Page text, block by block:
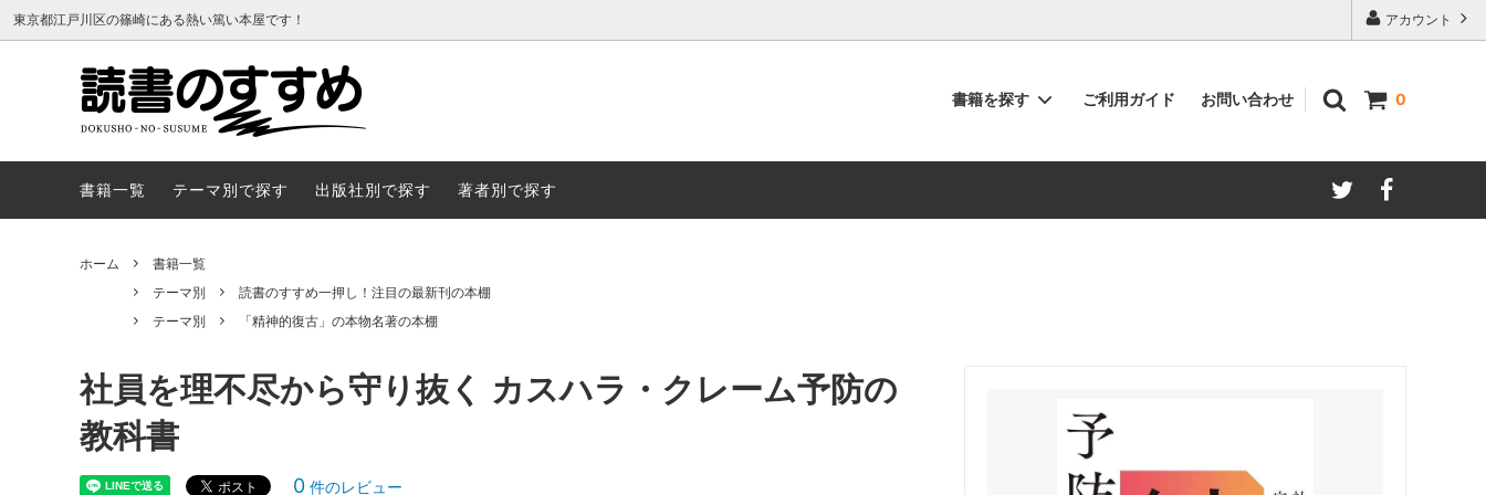
アカウント
東京都江戸川区の篠崎にある熱い篤い本屋です！
0
書籍を探す ご利用ガイド お問い合わせ
書籍一覧 テーマ別で探す 出版社別で探す 著者別で探す
ホーム
書籍一覧
テーマ別
読書のすすめ一押し！注目の最新刊の本棚
テーマ別
「精神的復古」の本物名著の本棚
社員を理不尽から守り抜く カスハラ・クレーム予防の
教科書
0 件のレビュー